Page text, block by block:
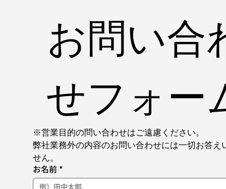
お問い合
せフォー
※営業目的の問い合わせはご遠慮ください。
弊社業務外の内容のお問い合わせには一切お答え
せん。
お名前 *